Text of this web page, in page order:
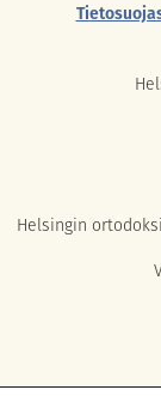
Helsingin